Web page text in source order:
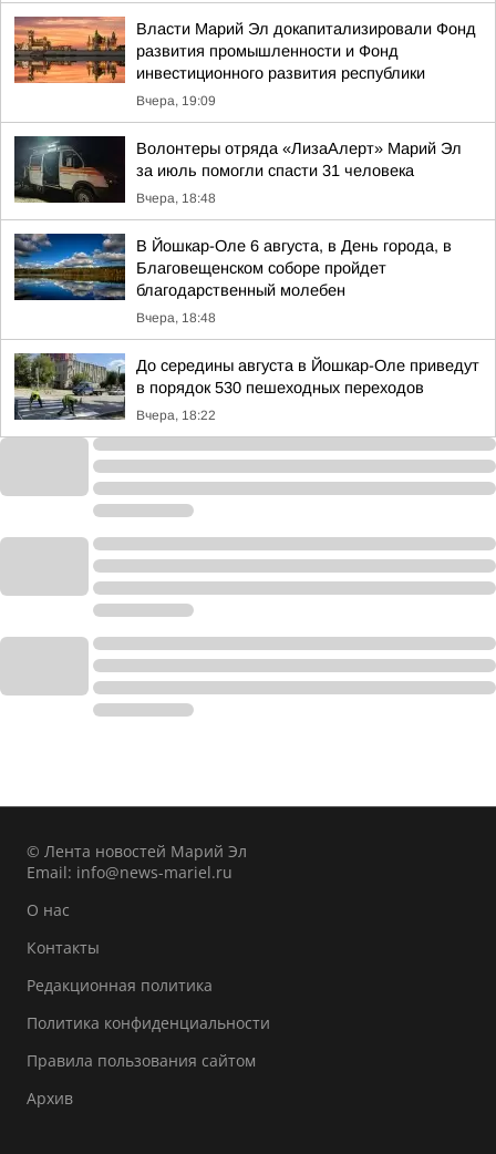
Власти Марий Эл докапитализировали Фонд
развития промышленности и Фонд
инвестиционного развития республики
Вчера, 19:09
Волонтеры отряда «ЛизаАлерт» Марий Эл
за июль помогли спасти 31 человека
Вчера, 18:48
В Йошкар-Оле 6 августа, в День города, в
Благовещенском соборе пройдет
благодарственный молебен
Вчера, 18:48
До середины августа в Йошкар-Оле приведут
в порядок 530 пешеходных переходов
Вчера, 18:22
© Лента новостей Марий Эл
Email: info@news-mariel.ru
О нас
Контакты
Редакционная политика
Политика конфиденциальности
Правила пользования сайтом
Архив